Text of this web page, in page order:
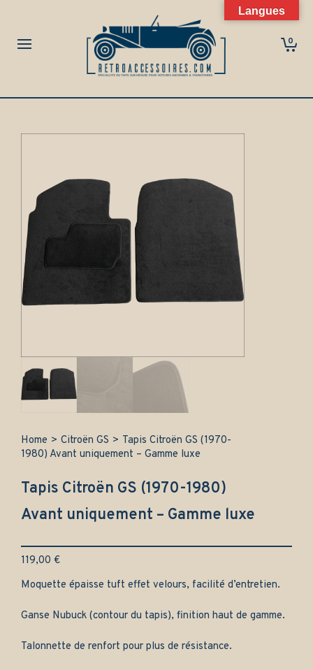
0
Home > Citroën GS > Tapis Citroën GS (1970-
1980) Avant uniquement – Gamme luxe
Tapis Citroën GS (1970-1980)
Avant uniquement – Gamme luxe
119,00 €
Moquette épaisse tuft effet velours, facilité d’entretien.
Ganse Nubuck (contour du tapis), finition haut de gamme.
Talonnette de renfort pour plus de résistance.
Langues